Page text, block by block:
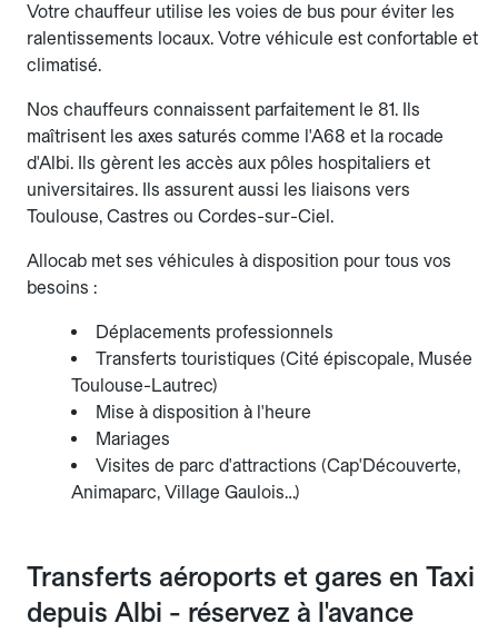
Votre chauffeur utilise les voies de bus pour éviter les
ralentissements locaux. Votre véhicule est confortable et
climatisé.
Nos chauffeurs connaissent parfaitement le 81. Ils
maîtrisent les axes saturés comme l'A68 et la rocade
d'Albi. Ils gèrent les accès aux pôles hospitaliers et
universitaires. Ils assurent aussi les liaisons vers
Toulouse, Castres ou Cordes-sur-Ciel.
Allocab met ses véhicules à disposition pour tous vos
besoins :
Déplacements professionnels
Transferts touristiques (Cité épiscopale, Musée
Toulouse-Lautrec)
Mise à disposition à l'heure
Mariages
Visites de parc d'attractions (Cap'Découverte,
Animaparc, Village Gaulois…)
Transferts aéroports et gares en Taxi
depuis Albi - réservez à l'avance